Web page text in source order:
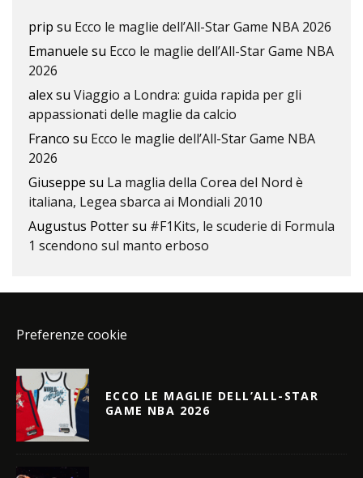
prip su Ecco le maglie dell’All-Star Game NBA 2026
Emanuele su Ecco le maglie dell’All-Star Game NBA
2026
alexsu Viaggio a Londra: guida rapida per gli
appassionati delle maglie da calcio
Franco su Ecco le maglie dell’All-Star Game NBA
2026
Giuseppe su La maglia della Corea del Nord è
italiana, Legea sbarca ai Mondiali 2010
Augustus Pottersu #F1Kits, le scuderie di Formula
1 scendono sul manto erboso
Preferenze cookie
ECCO LE MAGLIE DELL’ALL-STAR
GAME NBA 2026